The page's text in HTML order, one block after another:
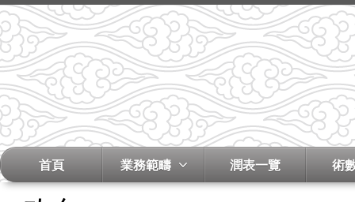
首頁 業務範疇 潤表一覽 術